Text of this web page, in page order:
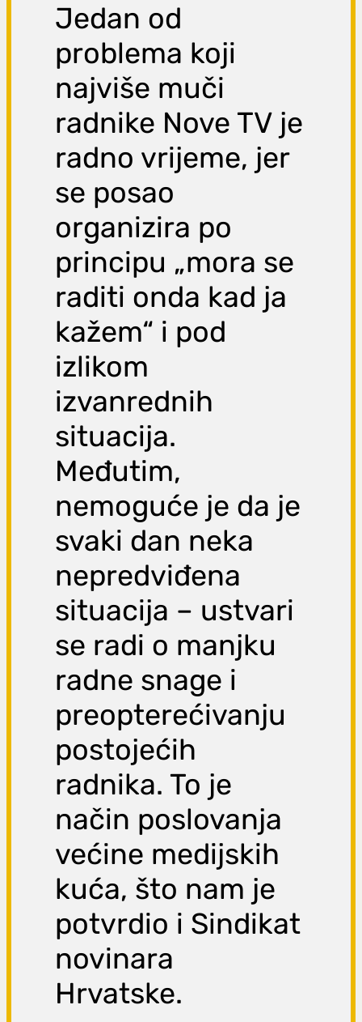
Jedan od
problema koji
najviše muči
radnike Nove TV je
radno vrijeme, jer
se posao
organizira po
principu „mora se
raditi onda kad ja
kažem“ i pod
izlikom
izvanrednih
situacija.
Međutim,
nemoguće je da je
svaki dan neka
nepredviđena
situacija – ustvari
se radi o manjku
radne snage i
preopterećivanju
postojećih
radnika. To je
način poslovanja
većine medijskih
kuća, što nam je
potvrdio i Sindikat
novinara
Hrvatske.